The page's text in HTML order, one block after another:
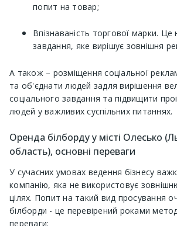
попит на товар;
Впізнаваність торгової марки. Це
завдання, яке вирішує зовнішня
А також – розміщення соціальної
та об'єднати людей задля вирішення
соціального завдання та підвищити
людей у ​​важливих суспільних питаннях.
Оренда білборду у місті Олесько
область), основні переваги
У сучасних умовах ведення бізнесу
компанію, яка не використовує
цілях. Попит на такий вид просування
білборди - це перевірений роками
переваги: